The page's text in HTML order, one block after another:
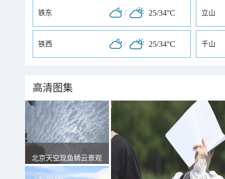
铁东 / 25/34°C 立山
铁西 / 25/34°C 千山
高清图集
北京天空现鱼鳞云景观